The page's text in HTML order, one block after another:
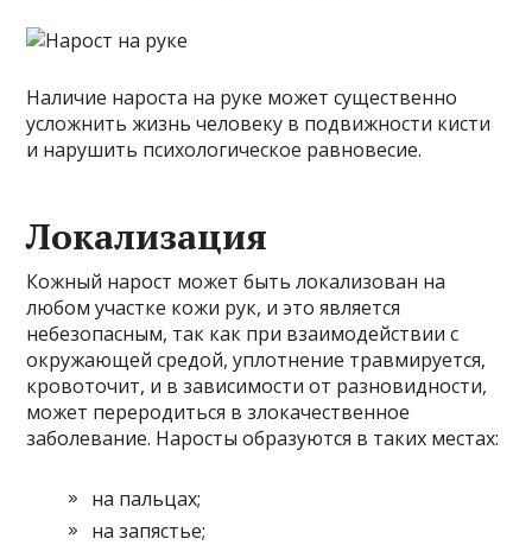
Наличие нароста на руке может существенно
усложнить жизнь человеку в подвижности кисти
и нарушить психологическое равновесие.
Локализация
Кожный нарост может быть локализован на
любом участке кожи рук, и это является
небезопасным, так как при взаимодействии с
окружающей средой, уплотнение травмируется,
кровоточит, и в зависимости от разновидности,
может переродиться в злокачественное
заболевание. Наросты образуются в таких местах:
на пальцах;
на запястье;